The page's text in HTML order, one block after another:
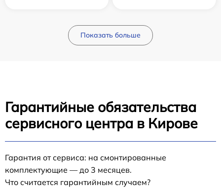
Показать больше
Гарантийные обязательства
сервисного центра в Кирове
Гарантия от сервиса: на смонтированные
комплектующие — до 3 месяцев.
Что считается гарантийным случаем?